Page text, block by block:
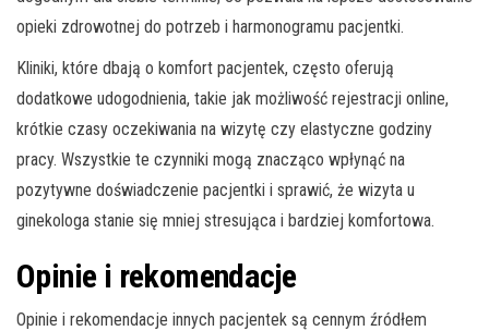
opieki zdrowotnej do potrzeb i harmonogramu pacjentki.
Kliniki, które dbają o komfort pacjentek, często oferują
dodatkowe udogodnienia, takie jak możliwość rejestracji online,
krótkie czasy oczekiwania na wizytę czy elastyczne godziny
pracy. Wszystkie te czynniki mogą znacząco wpłynąć na
pozytywne doświadczenie pacjentki i sprawić, że wizyta u
ginekologa stanie się mniej stresująca i bardziej komfortowa.
Opinie i rekomendacje
Opinie i rekomendacje innych pacjentek są cennym źródłem